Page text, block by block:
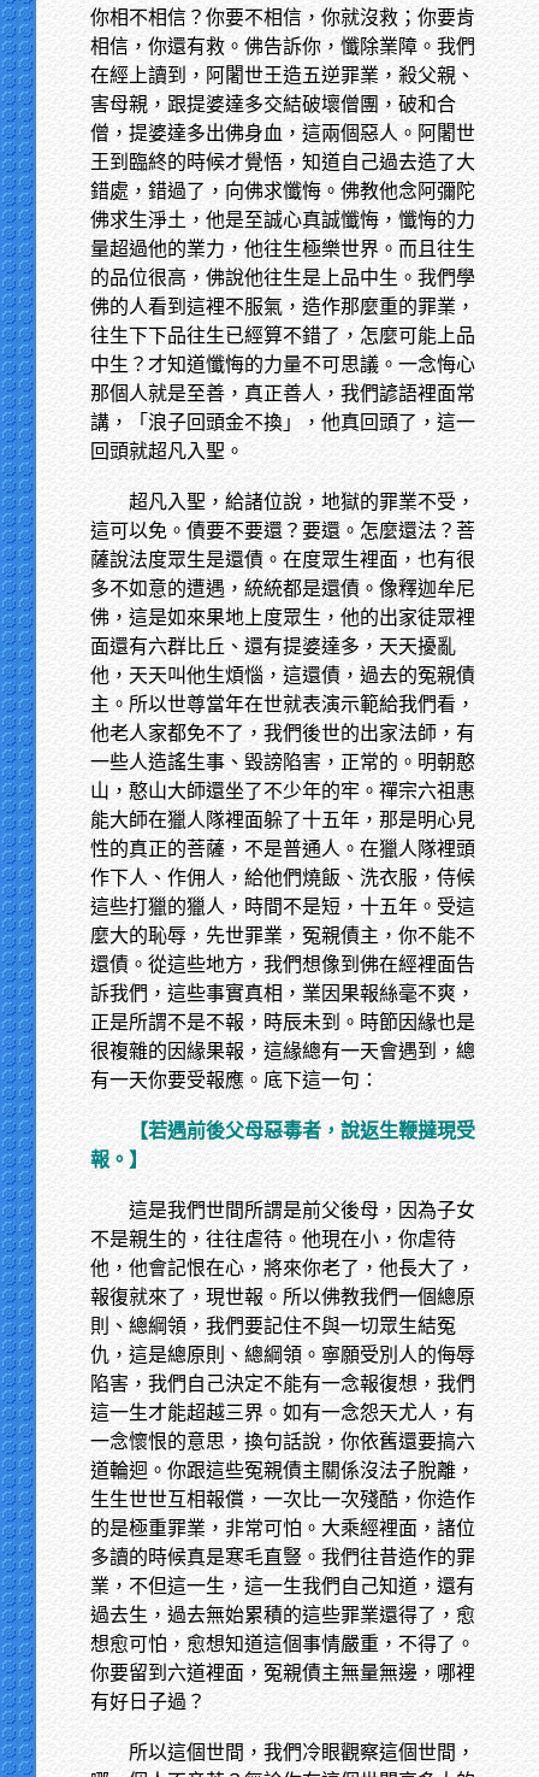
你相不相信？你要不相信，你就沒救；你要肯
相信，你還有救。佛告訴你，懺除業障。我們
在經上讀到，阿闍世王造五逆罪業，殺父親、
害母親，跟提婆達多交結破壞僧團，破和合
僧，提婆達多出佛身血，這兩個惡人。阿闍世
王到臨終的時候才覺悟，知道自己過去造了大
錯處，錯過了，向佛求懺悔。佛教他念阿彌陀
佛求生淨土，他是至誠心真誠懺悔，懺悔的力
量超過他的業力，他往生極樂世界。而且往生
的品位很高，佛說他往生是上品中生。我們學
佛的人看到這裡不服氣，造作那麼重的罪業，
往生下下品往生已經算不錯了，怎麼可能上品
中生？才知道懺悔的力量不可思議。一念悔心
那個人就是至善，真正善人，我們諺語裡面常
講，「浪子回頭金不換」，他真回頭了，這一
回頭就超凡入聖。
超凡入聖，給諸位說，地獄的罪業不受，
這可以免。債要不要還？要還。怎麼還法？菩
薩說法度眾生是還債。在度眾生裡面，也有很
多不如意的遭遇，統統都是還債。像釋迦牟尼
佛，這是如來果地上度眾生，他的出家徒眾裡
面還有六群比丘、還有提婆達多，天天擾亂
他，天天叫他生煩惱，這還債，過去的冤親債
主。所以世尊當年在世就表演示範給我們看，
他老人家都免不了，我們後世的出家法師，有
一些人造謠生事、毀謗陷害，正常的。明朝憨
山，憨山大師還坐了不少年的牢。禪宗六祖惠
能大師在獵人隊裡面躲了十五年，那是明心見
性的真正的菩薩，不是普通人。在獵人隊裡頭
作下人、作佣人，給他們燒飯、洗衣服，侍候
這些打獵的獵人，時間不是短，十五年。受這
麼大的恥辱，先世罪業，冤親債主，你不能不
還債。從這些地方，我們想像到佛在經裡面告
訴我們，這些事實真相，業因果報絲毫不爽，
正是所謂不是不報，時辰未到。時節因緣也是
很複雜的因緣果報，這緣總有一天會遇到，總
有一天你要受報應。底下這一句：
【若遇前後父母惡毒者，說返生鞭撻現受
報。】
這是我們世間所謂是前父後母，因為子女
不是親生的，往往虐待。他現在小，你虐待
他，他會記恨在心，將來你老了，他長大了，
報復就來了，現世報。所以佛教我們一個總原
則、總綱領，我們要記住不與一切眾生結冤
仇，這是總原則、總綱領。寧願受別人的侮辱
陷害，我們自己決定不能有一念報復想，我們
這一生才能超越三界。如有一念怨天尤人，有
一念懷恨的意思，換句話說，你依舊還要搞六
道輪迴。你跟這些冤親債主關係沒法子脫離，
生生世世互相報償，一次比一次殘酷，你造作
的是極重罪業，非常可怕。大乘經裡面，諸位
多讀的時候真是寒毛直豎。我們往昔造作的罪
業，不但這一生，這一生我們自己知道，還有
過去生，過去無始累積的這些罪業還得了，愈
想愈可怕，愈想知道這個事情嚴重，不得了。
你要留到六道裡面，冤親債主無量無邊，哪裡
有好日子過？
所以這個世間，我們冷眼觀察這個世間，